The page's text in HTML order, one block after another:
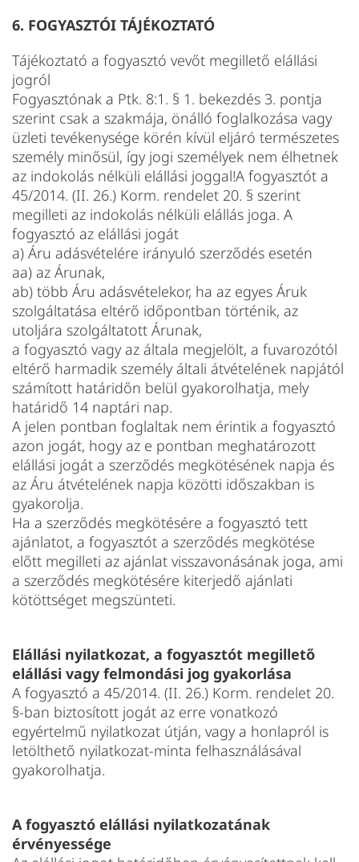
6. FOGYASZTÓI TÁJÉKOZTATÓ
Tájékoztató a fogyasztó vevőt megillető elállási
jogról
Fogyasztónak a Ptk. 8:1. § 1. bekezdés 3. pontja
szerint csak a szakmája, önálló foglalkozása vagy
üzleti tevékenysége körén kívül eljáró természetes
személy minősül, így jogi személyek nem élhetnek
az indokolás nélküli elállási joggal!A fogyasztót a
45/2014. (II. 26.) Korm. rendelet 20. § szerint
megilleti az indokolás nélküli elállás joga. A
fogyasztó az elállási jogát
a) Áru adásvételére irányuló szerződés esetén
aa) az Árunak,
ab) több Áru adásvételekor, ha az egyes Áruk
szolgáltatása eltérő időpontban történik, az
utoljára szolgáltatott Árunak,
a fogyasztó vagy az általa megjelölt, a fuvarozótól
eltérő harmadik személy általi átvételének napjától
számított határidőn belül gyakorolhatja, mely
határidő 14 naptári nap.
A jelen pontban foglaltak nem érintik a fogyasztó
azon jogát, hogy az e pontban meghatározott
elállási jogát a szerződés megkötésének napja és
az Áru átvételének napja közötti időszakban is
gyakorolja.
Ha a szerződés megkötésére a fogyasztó tett
ajánlatot, a fogyasztót a szerződés megkötése
előtt megilleti az ajánlat visszavonásának joga, ami
a szerződés megkötésére kiterjedő ajánlati
kötöttséget megszünteti.
Elállási nyilatkozat, a fogyasztót megillető
elállási vagy felmondási jog gyakorlása
A fogyasztó a 45/2014. (II. 26.) Korm. rendelet 20.
§-ban biztosított jogát az erre vonatkozó
egyértelmű nyilatkozat útján, vagy a honlapról is
letölthető nyilatkozat-minta felhasználásával
gyakorolhatja.
A fogyasztó elállási nyilatkozatának
érvényessége